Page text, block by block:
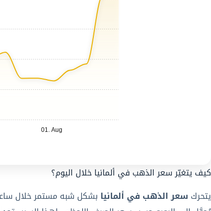
01. Aug
كيف يتغيّر سعر الذهب في ألمانيا خلال اليوم؟
يتحرك سعر الذهب في ألمانيا